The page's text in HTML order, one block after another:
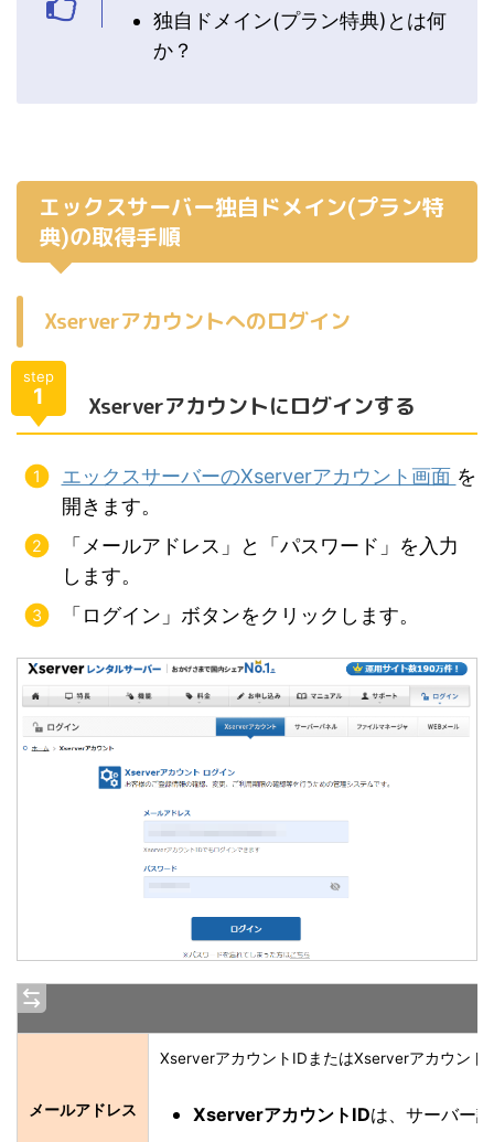
独自ドメイン(プラン特典)とは何
か？
エックスサーバー独自ドメイン(プラン特
典)の取得手順
Xserverアカウントへのログイン
step
1 Xserverアカウントにログインする
エックスサーバーのXserverアカウント画面 を
開きます。
「メールアドレス」と「パスワード」を入力
します。
「ログイン」ボタンをクリックします。
メールアドレス
XserverアカウントIDまたはXserverアカウン
XserverアカウントIDは、サーバー